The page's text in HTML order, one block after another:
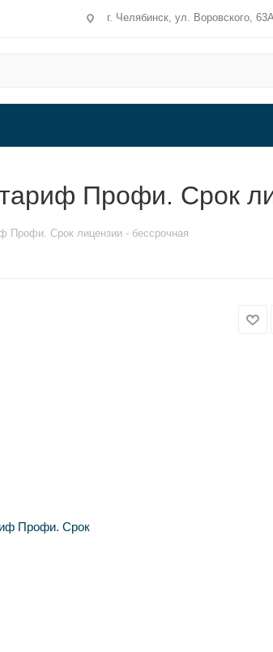
г. Челябинск, ул. Воровского,
Профи. Срок
Профи. Срок лицензии - бессрочная